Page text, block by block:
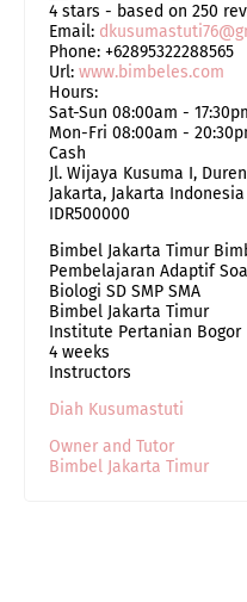
4 stars - based on 250
Email:
Phone: +62895322288565
Url: www.bimbeles.com
Hours:
Sat-Sun 08:00am -
Mon-Fri 08:00am -
Cash
Jl. Wijaya Kusuma I,
Jakarta, Jakarta Indonesia
IDR500000
Bimbel Jakarta Timur
Pembelajaran Adaptif
Biologi SD SMP SMA
Bimbel Jakarta Timur
Institute Pertanian Bogor
4 weeks
Instructors
Diah Kusumastuti
Owner and Tutor
Bimbel Jakarta Timur